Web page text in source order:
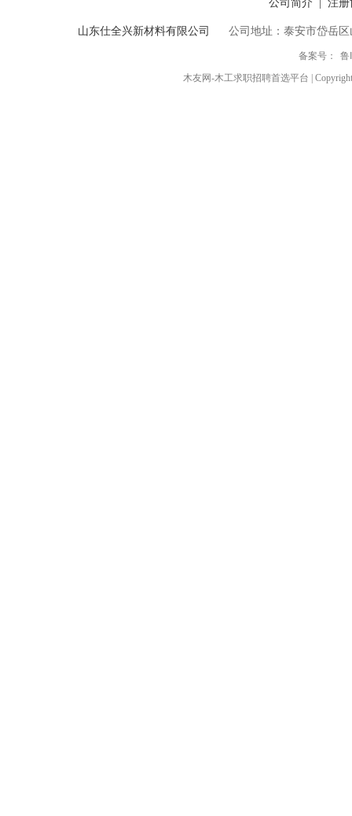
公司简介 注册
山东仕全兴新材料有限公司 公司地址：泰安市岱岳
备案号：
鲁
木友网-木工求职招聘首选平台 |